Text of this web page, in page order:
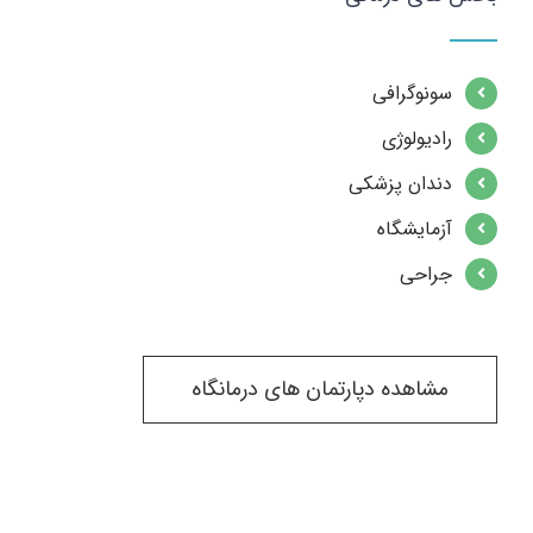
سونوگرافی
رادیولوژی
دندان پزشکی
آزمایشگاه
جراحی
مشاهده دپارتمان های درمانگاه